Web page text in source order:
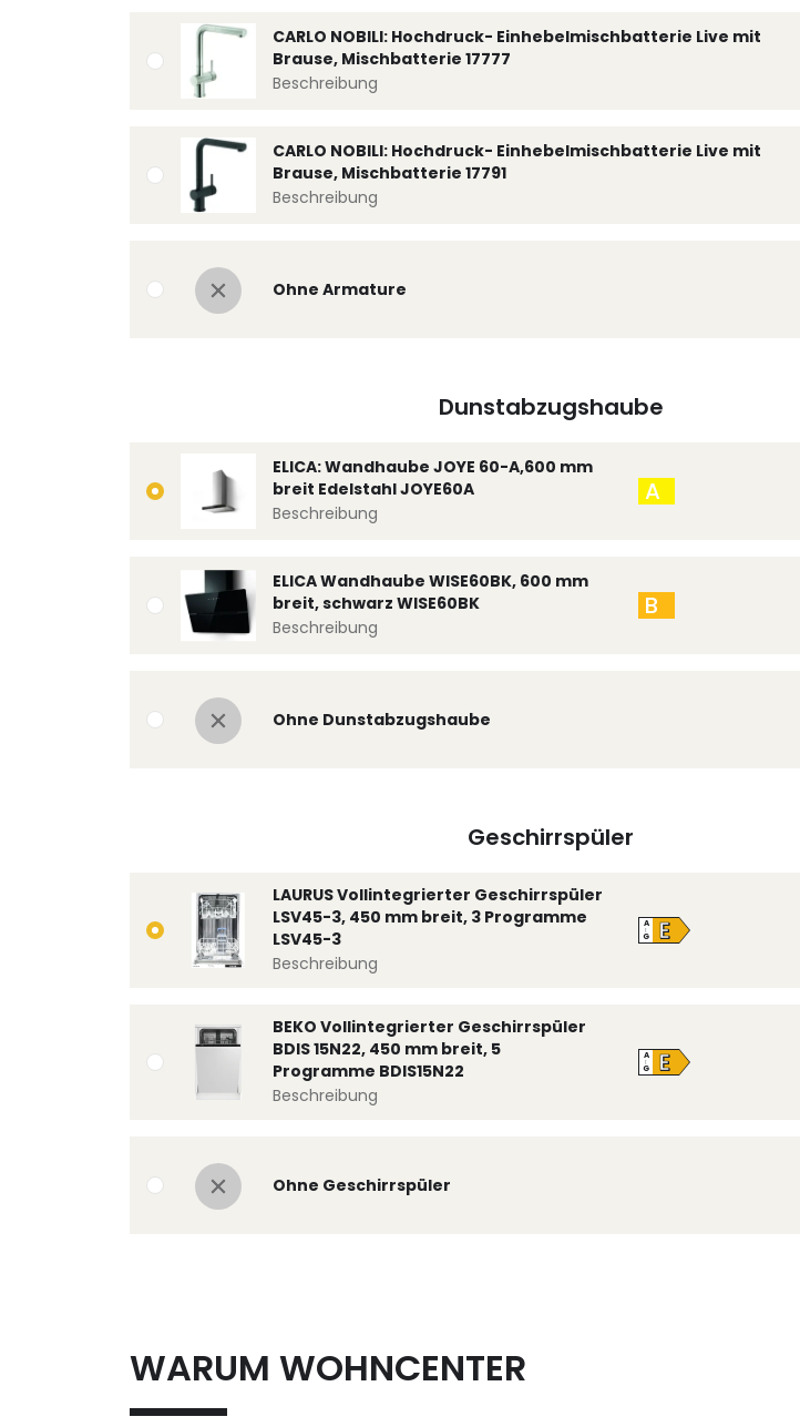
CARLO NOBILI: Hochdruck- Einhebelmischbatterie Live mit
Brause, Mischbatterie 17777
Beschreibung
CARLO NOBILI: Hochdruck- Einhebelmischbatterie Live mit
Brause, Mischbatterie 17791
Beschreibung
Ohne Armature
Dunstabzugshaube
ELICA: Wandhaube JOYE 60-A,600 mm
breit Edelstahl JOYE60A
Beschreibung
A
ELICA Wandhaube WISE60BK, 600 mm
breit, schwarz WISE60BK
Beschreibung
B
Ohne Dunstabzugshaube
Geschirrspüler
LAURUS Vollintegrierter Geschirrspüler
LSV45-3, 450 mm breit, 3 Programme
LSV45-3
Beschreibung
A
↑
G E
BEKO Vollintegrierter Geschirrspüler
BDIS 15N22, 450 mm breit, 5
Programme BDIS15N22
Beschreibung
A
↑
G E
Ohne Geschirrspüler
WARUM WOHNCENTER